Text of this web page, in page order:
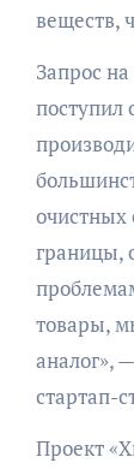
веществ,
Запрос
поступил
очистных
границы,
товары,
аналог»,
стартап-
Проект